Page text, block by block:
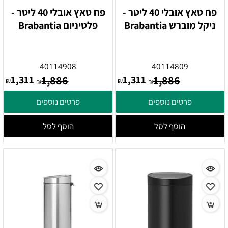
פח טאץ אובלי 40 ליטר -
ניקל מוברש Brabantia
40114809
₪1,886
₪1,311
פרטים נוספים
הוסף לסל
פח טאץ אובלי 40 ליטר -
פלטיניום Brabantia
40114908
₪1,886
₪1,311
פרטים נוספים
הוסף לסל